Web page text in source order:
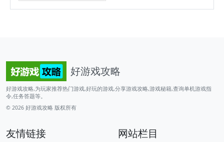
好游戏攻略
好游戏攻略,为玩家推荐热门游戏,好玩的游戏,分享游戏攻略,游戏秘籍,查询单机游戏指
令,任务答题等。
© 2026 好游戏攻略 版权所有
友情链接 网站栏目